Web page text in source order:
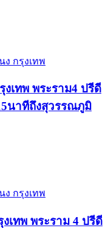
กรุงเทพ
งเทพ พระราม4 ปรีดี
นาทีถึงสุวรรณภูมิ
กรุงเทพ
งเทพ พระราม 4 ปรีดี